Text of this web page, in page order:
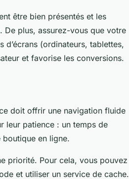
être bien présentés et les
De plus, assurez-vous que votre
d’écrans (ordinateurs, tablettes,
et favorise les conversions.
doit offrir une navigation fluide
leur patience : un temps de
en ligne.
priorité. Pour cela, vous pouvez
et utiliser un service de cache.